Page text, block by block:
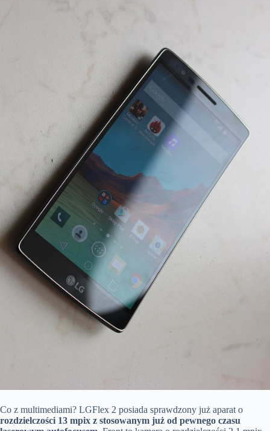
Co z multimediami? LGFlex 2 posiada sprawdzony już aparat o
rozdzielczości 13 mpix z stosowanym już od pewnego czasu